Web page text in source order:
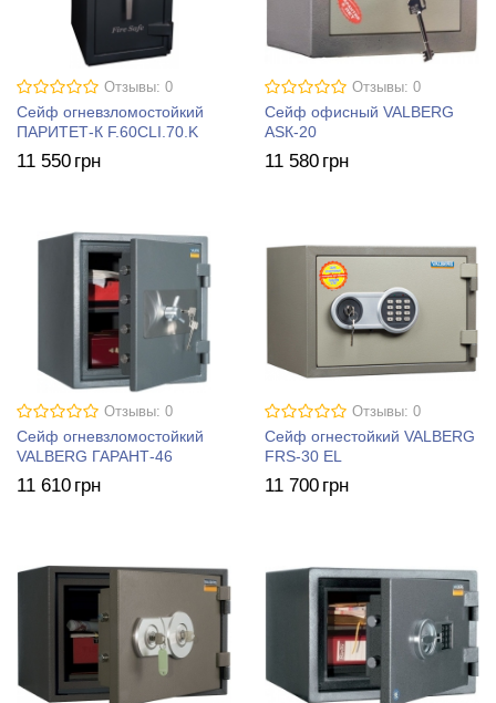
Отзывы: 0
Сейф огневзломостойкий
ПАРИТЕТ-К F.60CLI.70.K
11 550 грн
Отзывы: 0
Сейф офисный VALBERG
ASК-20
11 580 грн
Отзывы: 0
Сейф огневзломостойкий
VALBERG ГАРАНТ-46
11 610 грн
Отзывы: 0
Сейф огнестойкий VALBERG
FRS-30 EL
11 700 грн